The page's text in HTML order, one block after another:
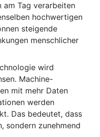
am Tag verarbeiten
hochwertigen
steigende
menschlicher
wird
Machine-
mit mehr Daten
werden
Das bedeutet, dass
sondern zunehmend